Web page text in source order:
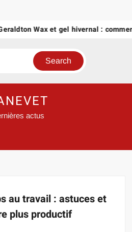
Wax et gel hivernal :
actus
au travail : astuces et
plus productif